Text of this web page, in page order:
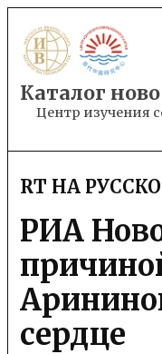
to
content
Каталог
Центр изучения
POSTED
IN
RT НА
РИА
сердце